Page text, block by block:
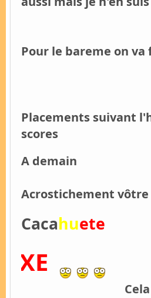
Pour le bareme on
Placements suivant
scores
A demain
Acrostichement vôtre
Cacahuete